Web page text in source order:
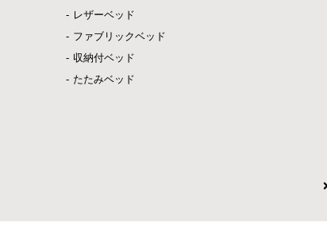
レザーベッド
ファブリックベッド
収納付ベッド
たたみベッド